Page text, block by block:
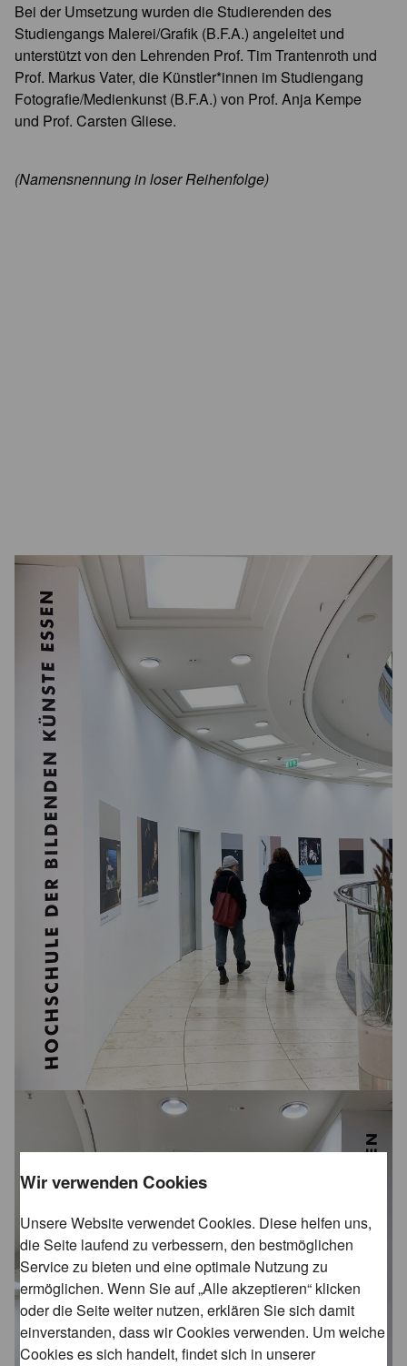
Bei der Umsetzung wurden die Studierenden des
Studiengangs Malerei/Grafik (B.F.A.) angeleitet und
unterstützt von den Lehrenden Prof. Tim Trantenroth und
Prof. Markus Vater, die Künstler*innen im Studiengang
Fotografie/Medienkunst (B.F.A.) von Prof. Anja Kempe
und Prof. Carsten Gliese.
(Namensnennung in loser Reihenfolge)
Wir verwenden Cookies
Unsere Website verwendet Cookies. Diese helfen uns,
die Seite laufend zu verbessern, den bestmöglichen
Service zu bieten und eine optimale Nutzung zu
ermöglichen. Wenn Sie auf „Alle akzeptieren“ klicken
oder die Seite weiter nutzen, erklären Sie sich damit
einverstanden, dass wir Cookies verwenden. Um welche
Cookies es sich handelt, findet sich in unserer